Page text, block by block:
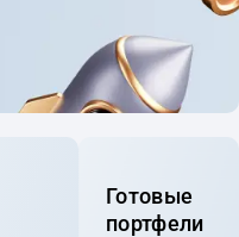
Готовые
портфели